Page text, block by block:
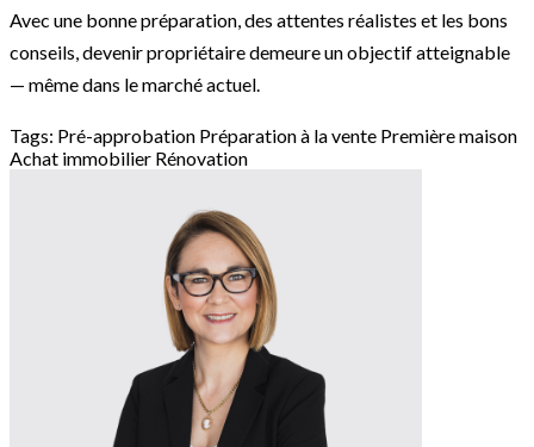
Avec une bonne préparation, des attentes réalistes et les bons
conseils, devenir propriétaire demeure un objectif atteignable
— même dans le marché actuel.
Tags: Pré-approbation Préparation à la vente Première maison
Achat immobilier Rénovation